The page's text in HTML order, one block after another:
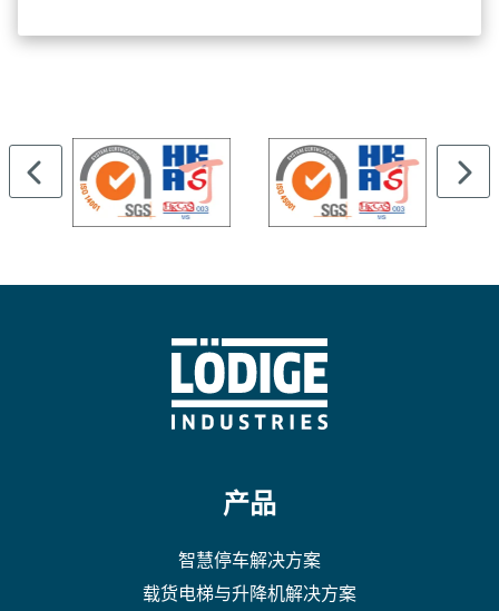
产品
智慧停车解决方案
载货电梯与升降机解决方案